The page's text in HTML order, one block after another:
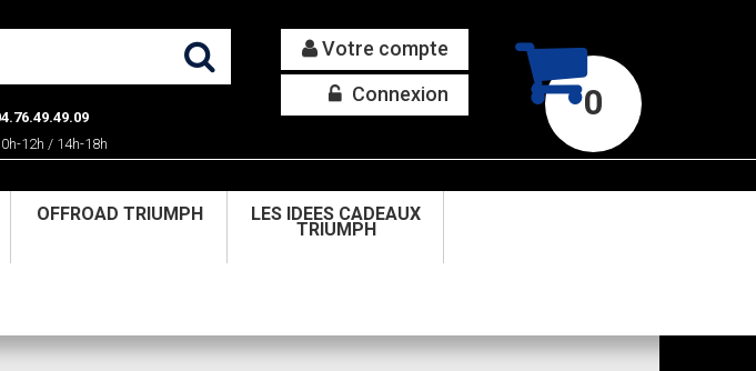
0
Votre compte
Connexion
12h / 14h-18h
OFFROAD TRIUMPH LES IDEES CADEAUX
TRIUMPH